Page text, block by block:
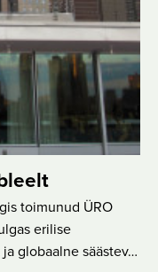
toimunud ÜRO
erilise
globaalne säästev…